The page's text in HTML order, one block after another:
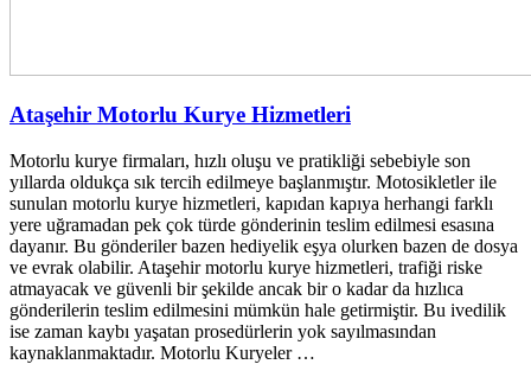
Ataşehir Motorlu Kurye Hizmetleri
Motorlu kurye firmaları, hızlı oluşu ve pratikliği sebebiyle son
yıllarda oldukça sık tercih edilmeye başlanmıştır. Motosikletler ile
sunulan motorlu kurye hizmetleri, kapıdan kapıya herhangi farklı
yere uğramadan pek çok türde gönderinin teslim edilmesi esasına
dayanır. Bu gönderiler bazen hediyelik eşya olurken bazen de dosya
ve evrak olabilir. Ataşehir motorlu kurye hizmetleri, trafiği riske
atmayacak ve güvenli bir şekilde ancak bir o kadar da hızlıca
gönderilerin teslim edilmesini mümkün hale getirmiştir. Bu ivedilik
ise zaman kaybı yaşatan prosedürlerin yok sayılmasından
kaynaklanmaktadır. Motorlu Kuryeler …